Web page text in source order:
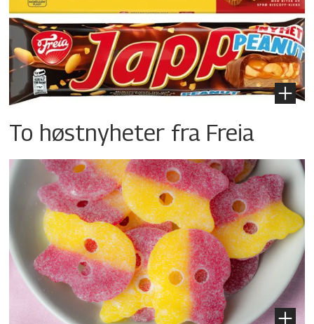
To høstnyheter fra Freia